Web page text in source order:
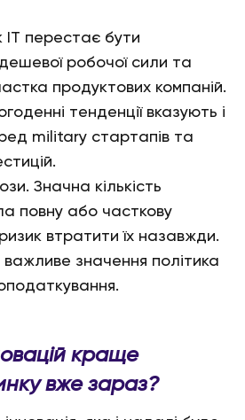
перестає бути
робочої сили та
продуктових компаній.
тенденції вказують і
military стартапів та
Значна кількість
повну або часткову
втратити їх назавжди.
значення політика
краще
вже зараз?